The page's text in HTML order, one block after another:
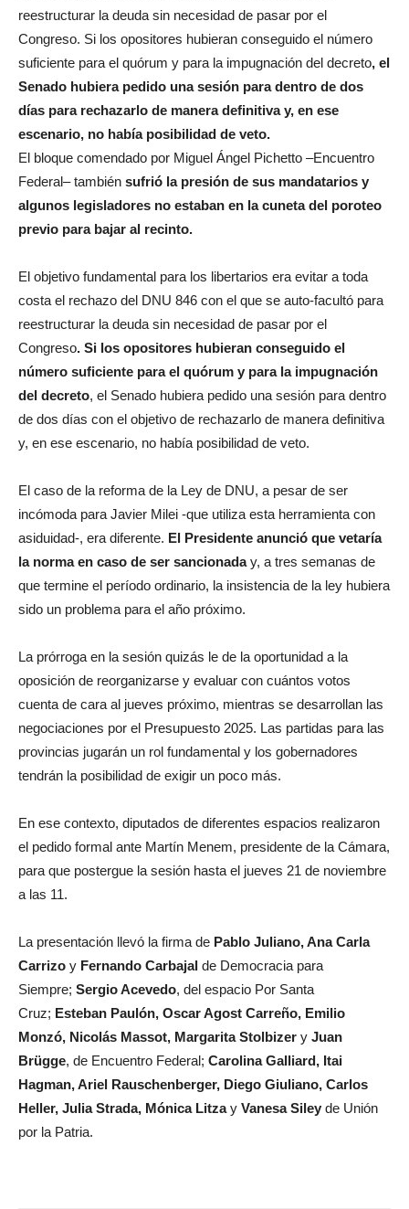
reestructurar la deuda sin necesidad de pasar por el
Congreso. Si los opositores hubieran conseguido el número
suficiente para el quórum y para la impugnación del decreto, el
Senado hubiera pedido una sesión para dentro de dos
días para rechazarlo de manera definitiva y, en ese
escenario, no había posibilidad de veto.
El bloque comendado por Miguel Ángel Pichetto –Encuentro
Federal– también sufrió la presión de sus mandatarios y
algunos legisladores no estaban en la cuneta del poroteo
previo para bajar al recinto.
El objetivo fundamental para los libertarios era evitar a toda
costa el rechazo del DNU 846 con el que se auto-facultó para
reestructurar la deuda sin necesidad de pasar por el
Congreso. Si los opositores hubieran conseguido el
número suficiente para el quórum y para la impugnación
del decreto, el Senado hubiera pedido una sesión para dentro
de dos días con el objetivo de rechazarlo de manera definitiva
y, en ese escenario, no había posibilidad de veto.
El caso de la reforma de la Ley de DNU, a pesar de ser
incómoda para Javier Milei -que utiliza esta herramienta con
asiduidad-, era diferente. El Presidente anunció que vetaría
la norma en caso de ser sancionaday, a tres semanas de
que termine el período ordinario, la insistencia de la ley hubiera
sido un problema para el año próximo.
La prórroga en la sesión quizás le de la oportunidad a la
oposición de reorganizarse y evaluar con cuántos votos
cuenta de cara al jueves próximo, mientras se desarrollan las
negociaciones por el Presupuesto 2025. Las partidas para las
provincias jugarán un rol fundamental y los gobernadores
tendrán la posibilidad de exigir un poco más.
En ese contexto, diputados de diferentes espacios realizaron
el pedido formal ante Martín Menem, presidente de la Cámara,
para que postergue la sesión hasta el jueves 21 de noviembre
a las 11.
La presentación llevó la firma de Pablo Juliano, Ana Carla
Carrizo y Fernando Carbajal de Democracia para
Siempre; Sergio Acevedo, del espacio Por Santa
Cruz; Esteban Paulón, Oscar Agost Carreño, Emilio
Monzó, Nicolás Massot, Margarita Stolbizer y Juan
Brügge, de Encuentro Federal; Carolina Galliard, Itai
Hagman, Ariel Rauschenberger, Diego Giuliano, Carlos
Heller, Julia Strada, Mónica Litzay Vanesa Siley de Unión
por la Patria.